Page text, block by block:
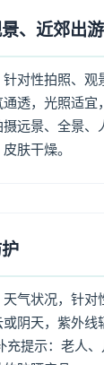
、近郊出游
对性拍照、观
透，光照适
远景、全景
肤干燥。
气状况，针对
阴天，紫外
充提示：老人